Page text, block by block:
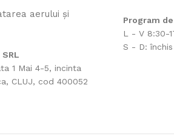
aerului și
1 Mai 4-5, incinta
CLUJ, cod 400052
Program
L - V 8:30-
S - D: închis